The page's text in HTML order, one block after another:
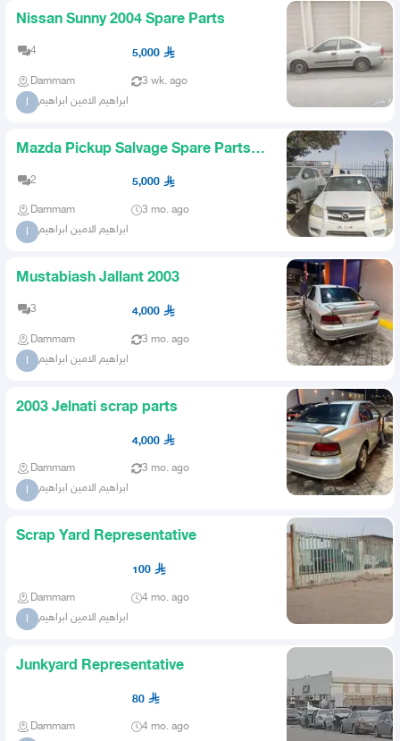
Nissan Sunny 2004 Spare Parts
4 5,000
Dammam 3 wk. ago
ا ابراهيم الامين ابراهيم
Mazda Pickup Salvage Spare Parts
2 5,000
Dammam 3 mo. ago
ا ابراهيم الامين ابراهيم
Mustabiash Jallant 2003
3 4,000
Dammam 3 mo. ago
ا ابراهيم الامين ابراهيم
2003 Jelnati scrap parts
4,000
Dammam 3 mo. ago
ا ابراهيم الامين ابراهيم
Scrap Yard Representative
100
Dammam 4 mo. ago
ا ابراهيم الامين ابراهيم
Junkyard Representative
80
Dammam 4 mo. ago